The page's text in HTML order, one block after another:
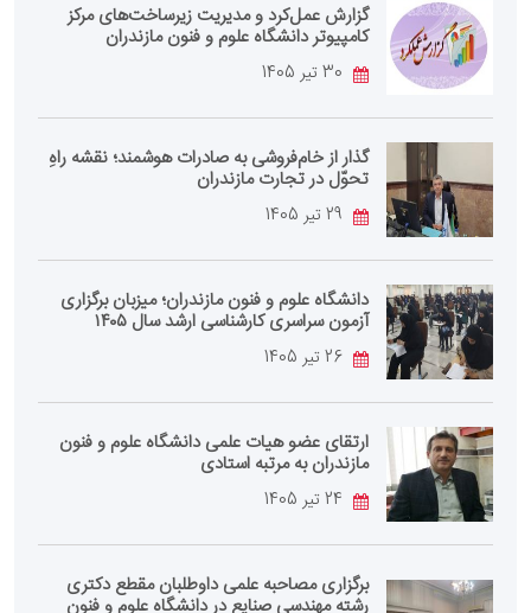
گزارش عمل‌کرد و مدیریت زیرساخت‌های مرکز
کامپیوتر دانشگاه علوم و فنون مازندران
گذار از خام‌فروشی به صادرات هوشمند؛ نقشه راهِ
تحوّل در تجارت مازندران
دانشگاه علوم و فنون مازندران؛ میزبان برگزاری
آزمون سراسری کارشناسی‌ ارشد سال ۱۴۰۵
ارتقای عضو هیات علمی دانشگاه علوم و فنون
مازندران به مرتبه استادی
برگزاری مصاحبه علمی داوطلبان مقطع دکتری
رشته مهندسی صنایع در دانشگاه علوم و فنون